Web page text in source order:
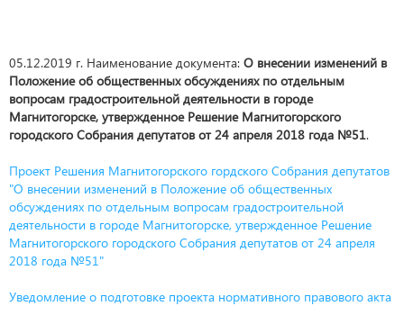
05.12.2019 г. Наименование документа: О внесении изменений в
Положение об общественных обсуждениях по отдельным
вопросам градостроительной деятельности в городе
Магнитогорске, утвержденное Решение Магнитогорского
городского Собрания депутатов от 24 апреля 2018 года №51.
Проект Решения Магнитогорского гордского Собрания депутатов
"О внесении изменений в Положение об общественных
обсуждениях по отдельным вопросам градостроительной
деятельности в городе Магнитогорске, утвержденное Решение
Магнитогорского городского Собрания депутатов от 24 апреля
2018 года №51"
Уведомление о подготовке проекта нормативного правового акта